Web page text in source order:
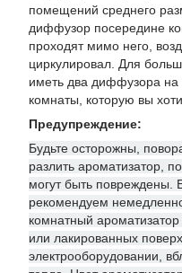
помещений среднего
диффузор посередине
проходят мимо него,
циркулировал. Для
иметь два диффузора на
комнаты, которую вы
Предупреждение:
Будьте осторожны,
разлить ароматизатор,
могут быть повреждены.
рекомендуем
комнатный
или лакированных
электрооборудовании,